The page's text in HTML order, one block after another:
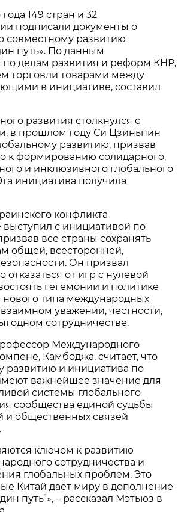
149 стран и 32
подписали документы о
совместному развитию
путь». По данным
по делам развития и реформ КНР,
торговли товарами между
в инициативе, составил
развития столкнулся с
в прошлом году Си Цзиньпин
развитию, призвав
к формированию солидарного,
и инклюзивного глобального
инициатива получила
конфликта
с инициативой по
все страны сохранять
общей, всесторонней,
Он призвал
от игр с нулевой
гегемонии и политике
типа международных
уважении, честности,
сотрудничестве.
Международного
Камбоджа, считает, что
развитию и инициатива по
важнейшее значение для
системы глобального
сообщества единой судьбы
общественных связей
ключом к развитию
сотрудничества и
глобальных проблем. Это
Китай даёт миру в дополнение
путь”», – рассказал Мэтьюз в